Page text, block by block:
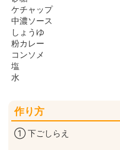
ケチャップ
中濃ソース
しょうゆ
粉カレー
コンソメ
塩
水
作り方
① 下ごしらえ